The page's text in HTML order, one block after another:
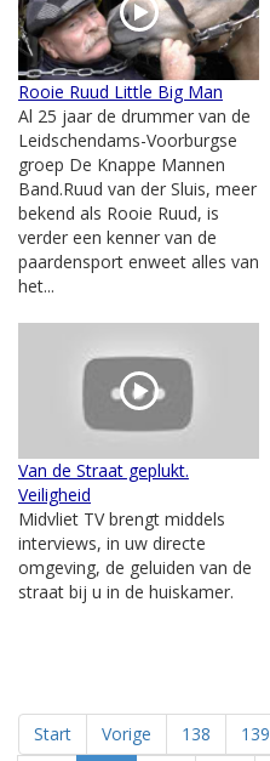
Rooie Ruud Little Big Man
Al 25 jaar de drummer van de
Leidschendams-Voorburgse
groep De Knappe Mannen
Band.Ruud van der Sluis, meer
bekend als Rooie Ruud, is
verder een kenner van de
paardensport enweet alles van
het...
Van de Straat geplukt.
Veiligheid
Midvliet TV brengt middels
interviews, in uw directe
omgeving, de geluiden van de
straat bij u in de huiskamer.
Start Vorige 138 139